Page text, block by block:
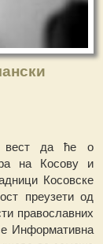
вест да ће о
на Косову и
Косовске
преузети од
православних
Информативна